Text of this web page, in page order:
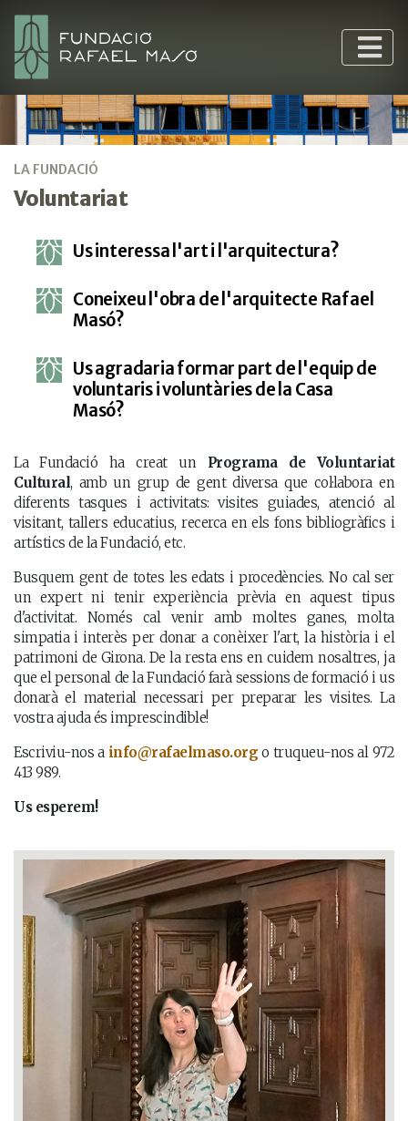
LA FUNDACIÓ
Voluntariat
Us interessa l'art i l'arquitectura?
Coneixeu l'obra de l'arquitecte Rafael
Masó?
Us agradaria formar part de l'equip de
voluntaris i voluntàries de la Casa
Masó?
La Fundació ha creat un Programa de Voluntariat
Cultural, amb un grup de gent diversa que col·labora en
diferents tasques i activitats: visites guiades, atenció al
visitant, tallers educatius, recerca en els fons bibliogràfics i
artístics de la Fundació, etc.
Busquem gent de totes les edats i procedències. No cal ser
un expert ni tenir experiència prèvia en aquest tipus
d'activitat. Només cal venir amb moltes ganes, molta
simpatia i interès per donar a conèixer l'art, la història i el
patrimoni de Girona. De la resta ens en cuidem nosaltres, ja
que el personal de la Fundació farà sessions de formació i us
donarà el material necessari per preparar les visites. La
vostra ajuda és imprescindible!
Escriviu-nos a info@rafaelmaso.org o truqueu-nos al 972
413 989.
Us esperem!